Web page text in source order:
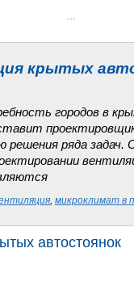
крытых
городов в
решения ряда задач.
, микроклимат в
автостоянок